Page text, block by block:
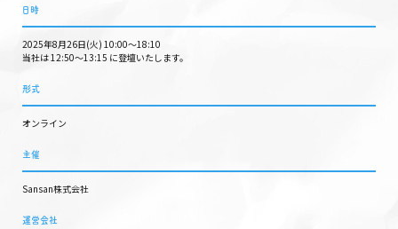
日時
2025年8月26日(火) 10:00～18:10
当社は 12:50〜13:15 に登壇いたします。
形式
オンライン
主催
Sansan株式会社
運営会社